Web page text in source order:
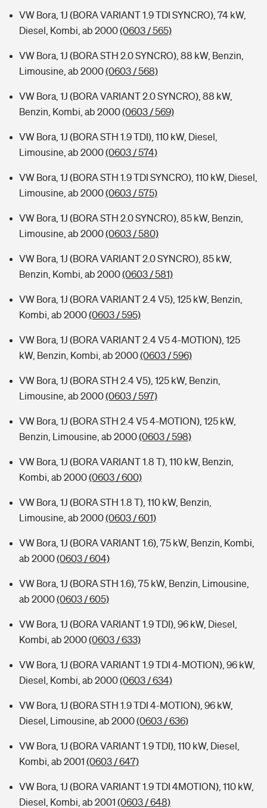
VW Bora, 1J (BORA VARIANT 1.9 TDI SYNCRO), 74 kW,
Diesel, Kombi, ab 2000(0603 / 565)
VW Bora, 1J (BORA STH 2.0 SYNCRO), 88 kW, Benzin,
Limousine, ab 2000(0603 / 568)
VW Bora, 1J (BORA VARIANT 2.0 SYNCRO), 88 kW,
Benzin, Kombi, ab 2000(0603 / 569)
VW Bora, 1J (BORA STH 1.9 TDI), 110 kW, Diesel,
Limousine, ab 2000(0603 / 574)
VW Bora, 1J (BORA STH 1.9 TDI SYNCRO), 110 kW, Diesel,
Limousine, ab 2000(0603 / 575)
VW Bora, 1J (BORA STH 2.0 SYNCRO), 85 kW, Benzin,
Limousine, ab 2000(0603 / 580)
VW Bora, 1J (BORA VARIANT 2.0 SYNCRO), 85 kW,
Benzin, Kombi, ab 2000(0603 / 581)
VW Bora, 1J (BORA VARIANT 2.4 V5), 125 kW, Benzin,
Kombi, ab 2000(0603 / 595)
VW Bora, 1J (BORA VARIANT 2.4 V5 4-MOTION), 125
kW, Benzin, Kombi, ab 2000(0603 / 596)
VW Bora, 1J (BORA STH 2.4 V5), 125 kW, Benzin,
Limousine, ab 2000(0603 / 597)
VW Bora, 1J (BORA STH 2.4 V5 4-MOTION), 125 kW,
Benzin, Limousine, ab 2000(0603 / 598)
VW Bora, 1J (BORA VARIANT 1.8 T), 110 kW, Benzin,
Kombi, ab 2000(0603 / 600)
VW Bora, 1J (BORA STH 1.8 T), 110 kW, Benzin,
Limousine, ab 2000(0603 / 601)
VW Bora, 1J (BORA VARIANT 1.6), 75 kW, Benzin, Kombi,
ab 2000(0603 / 604)
VW Bora, 1J (BORA STH 1.6), 75 kW, Benzin, Limousine,
ab 2000(0603 / 605)
VW Bora, 1J (BORA VARIANT 1.9 TDI), 96 kW, Diesel,
Kombi, ab 2000(0603 / 633)
VW Bora, 1J (BORA VARIANT 1.9 TDI 4-MOTION), 96 kW,
Diesel, Kombi, ab 2000(0603 / 634)
VW Bora, 1J (BORA STH 1.9 TDI 4-MOTION), 96 kW,
Diesel, Limousine, ab 2000(0603 / 636)
VW Bora, 1J (BORA VARIANT 1.9 TDI), 110 kW, Diesel,
Kombi, ab 2001 (0603 / 647)
VW Bora, 1J (BORA VARIANT 1.9 TDI 4MOTION), 110 kW,
Diesel, Kombi, ab 2001 (0603 / 648)